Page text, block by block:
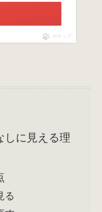
ポチップ
しに見える理
る